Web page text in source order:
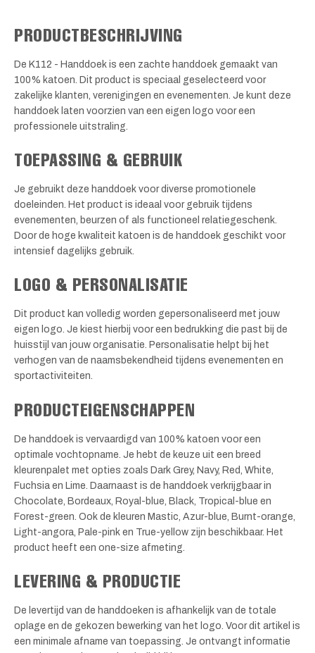
PRODUCTBESCHRIJVING
De K112 - Handdoek is een zachte handdoek gemaakt van
100% katoen. Dit product is speciaal geselecteerd voor
zakelijke klanten, verenigingen en evenementen. Je kunt deze
handdoek laten voorzien van een eigen logo voor een
professionele uitstraling.
TOEPASSING & GEBRUIK
Je gebruikt deze handdoek voor diverse promotionele
doeleinden. Het product is ideaal voor gebruik tijdens
evenementen, beurzen of als functioneel relatiegeschenk.
Door de hoge kwaliteit katoen is de handdoek geschikt voor
intensief dagelijks gebruik.
LOGO & PERSONALISATIE
Dit product kan volledig worden gepersonaliseerd met jouw
eigen logo. Je kiest hierbij voor een bedrukking die past bij de
huisstijl van jouw organisatie. Personalisatie helpt bij het
verhogen van de naamsbekendheid tijdens evenementen en
sportactiviteiten.
PRODUCTEIGENSCHAPPEN
De handdoek is vervaardigd van 100% katoen voor een
optimale vochtopname. Je hebt de keuze uit een breed
kleurenpalet met opties zoals Dark Grey, Navy, Red, White,
Fuchsia en Lime. Daarnaast is de handdoek verkrijgbaar in
Chocolate, Bordeaux, Royal-blue, Black, Tropical-blue en
Forest-green. Ook de kleuren Mastic, Azur-blue, Burnt-orange,
Light-angora, Pale-pink en True-yellow zijn beschikbaar. Het
product heeft een one-size afmeting.
LEVERING & PRODUCTIE
De levertijd van de handdoeken is afhankelijk van de totale
oplage en de gekozen bewerking van het logo. Voor dit artikel is
een minimale afname van toepassing. Je ontvangt informatie